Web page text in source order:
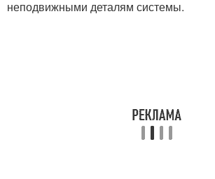
неподвижными деталям системы.